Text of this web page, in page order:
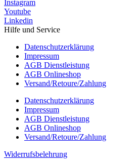
Instagram
Youtube
Linkedin
Hilfe und Service
Datenschutzerklärung
Impressum
AGB Dienstleistung
AGB Onlineshop
Versand/Retoure/Zahlung
Datenschutzerklärung
Impressum
AGB Dienstleistung
AGB Onlineshop
Versand/Retoure/Zahlung
Widerrufsbelehrung